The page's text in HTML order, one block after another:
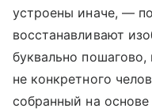
устроены иначе, —
восстанавливают
буквально
не конкретного
собранный на